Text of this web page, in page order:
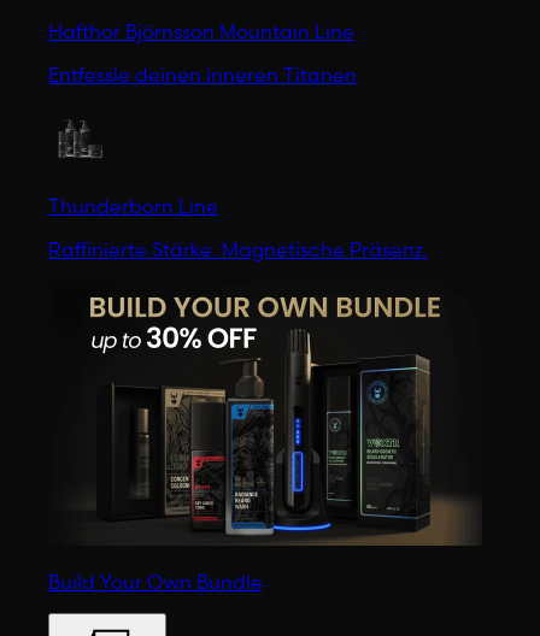
Hafthor Björnsson Mountain Line
Entfessle deinen inneren Titanen
Thunderborn Line
Raffinierte Stärke. Magnetische Präsenz.
Build Your Own Bundle